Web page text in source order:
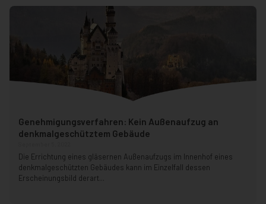
Genehmigungsverfahren: Kein Außenaufzug an
denkmalgeschütztem Gebäude
Die Errichtung eines gläsernen Außenaufzugs im Innenhof eines
denkmalgeschützten Gebäudes kann im Einzelfall dessen
Erscheinungsbild derart...